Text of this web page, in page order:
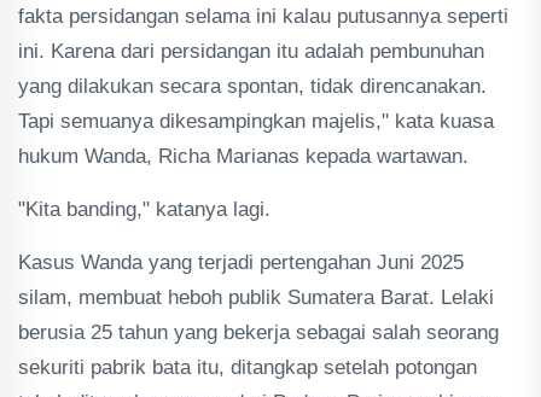
fakta persidangan selama ini kalau putusannya seperti
ini. Karena dari persidangan itu adalah pembunuhan
yang dilakukan secara spontan, tidak direncanakan.
Tapi semuanya dikesampingkan majelis," kata kuasa
hukum Wanda, Richa Marianas kepada wartawan.
"Kita banding," katanya lagi.
Kasus Wanda yang terjadi pertengahan Juni 2025
silam, membuat heboh publik Sumatera Barat. Lelaki
berusia 25 tahun yang bekerja sebagai salah seorang
sekuriti pabrik bata itu, ditangkap setelah potongan